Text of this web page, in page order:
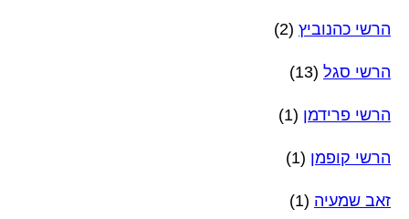
הרשי כהנוביץ (2)
הרשי סגל (13)
הרשי פרידמן (1)
הרשי קופמן (1)
זאב שמעיה (1)